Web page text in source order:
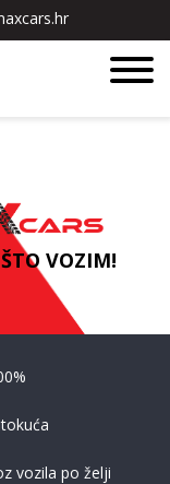
VOZIM!
vozila po želji